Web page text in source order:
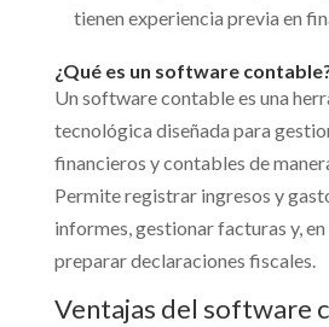
tienen experiencia previa en
¿Qué es un software
Un software contable es una
tecnológica diseñada para
financieros y contables de
Permite registrar ingresos y
informes, gestionar facturas y, en
preparar declaraciones fiscales.
Ventajas del software